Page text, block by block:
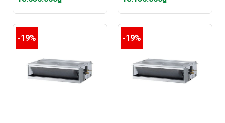
gốc
là:
Giá
hiện
là:
18.630.000₫.
gốc
là:
Giá
hiện
là:
18.130.000₫.
-19% -19%